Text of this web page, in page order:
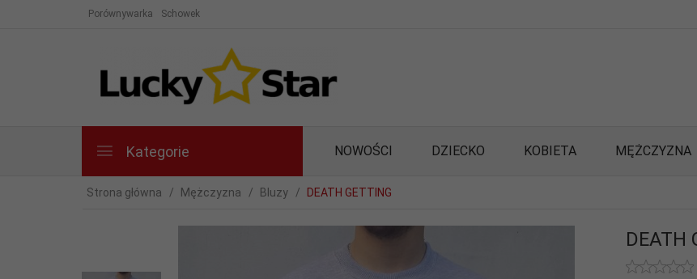
Porównywarka Schowek
Kategorie NOWOŚCI DZIECKO KOBIETA MĘŻCZYZNA
Strona główna Mężczyzna Bluzy DEATH GETTING
DEATH